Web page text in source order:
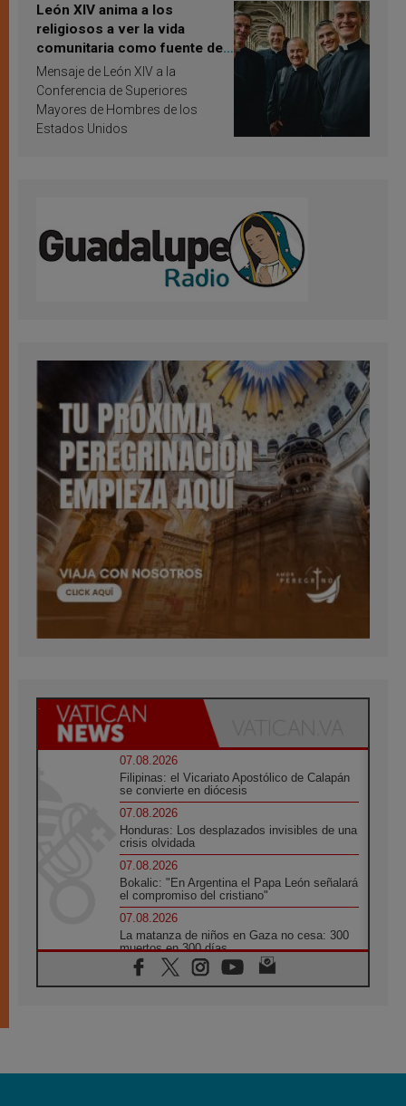
León XIV anima a los
religiosos a ver la vida
comunitaria como fuente de
inspiración y santificación
Mensaje de León XIV a la
Conferencia de Superiores
Mayores de Hombres de los
Estados Unidos
07.08.2026
Filipinas: el Vicariato Apostólico de Calapán
se convierte en diócesis
07.08.2026
Honduras: Los desplazados invisibles de una
crisis olvidada
07.08.2026
Bokalic: "En Argentina el Papa León señalará
el compromiso del cristiano"
07.08.2026
La matanza de niños en Gaza no cesa: 300
muertos en 300 días
07.08.2026
Tagle: La guerra desfigura el mundo, solo la